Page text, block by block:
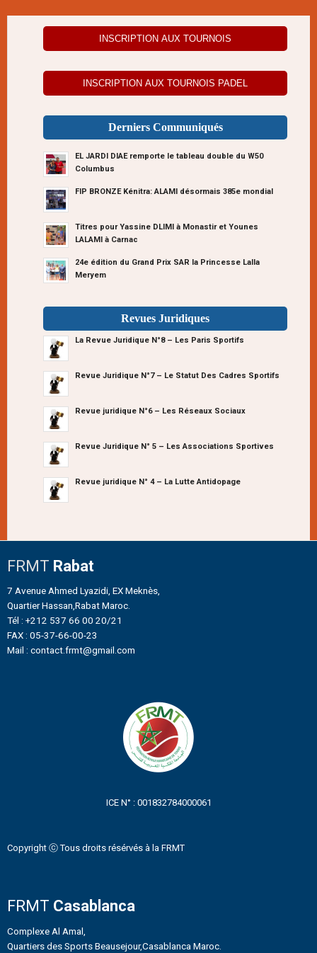
INSCRIPTION AUX TOURNOIS
INSCRIPTION AUX TOURNOIS PADEL
Derniers Communiqués
EL JARDI DIAE remporte le tableau double du W50
Columbus
FIP BRONZE Kénitra: ALAMI désormais 385e mondial
Titres pour Yassine DLIMI à Monastir et Younes
LALAMI à Carnac
24e édition du Grand Prix SAR la Princesse Lalla
Meryem
Revues Juridiques
La Revue Juridique N°8 – Les Paris Sportifs
Revue Juridique N°7 – Le Statut Des Cadres Sportifs
Revue juridique N°6 – Les Réseaux Sociaux
Revue Juridique N° 5 – Les Associations Sportives
Revue juridique N° 4 – La Lutte Antidopage
FRMT Rabat
7 Avenue Ahmed Lyazidi, EX Meknès,
Quartier Hassan,Rabat Maroc.
Tél : +212 537 66 00 20/21
FAX : 05-37-66-00-23
Mail : contact.frmt@gmail.com
ICE N° : 001832784000061
Copyright ⓒ Tous droits résérvés à la FRMT
FRMT Casablanca
Complexe Al Amal,
Quartiers des Sports Beausejour,Casablanca Maroc.